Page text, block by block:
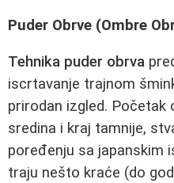
Puder Obrve (Ombre
Tehnika puder obrva
iscrtavanje trajnom
prirodan izgled. Početak
sredina i kraj tamnije,
poređenju sa japanskim
traju nešto kraće (do